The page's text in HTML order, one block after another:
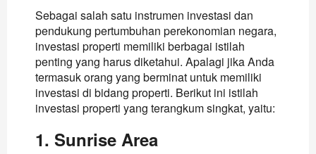
Sebagai salah satu instrumen investasi dan
pendukung pertumbuhan perekonomian negara,
investasi properti memiliki berbagai istilah
penting yang harus diketahui. Apalagi jika Anda
termasuk orang yang berminat untuk memiliki
investasi di bidang properti. Berikut ini istilah
investasi properti yang terangkum singkat, yaitu:
1. Sunrise Area